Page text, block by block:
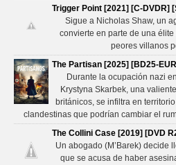
Trigger Point [2021] [C-DVDR]
Sigue a Nicholas Shaw, un
convierte en parte de una
peores villanos
The Partisan [2025] [BD25-
Durante la ocupación nazi
Krystyna Skarbek, una
británicos, se infiltra en
clandestinas que podrían cambiar el
The Collini Case [2019] [DVD
Un abogado (M’Barek) decide
que se acusa de haber